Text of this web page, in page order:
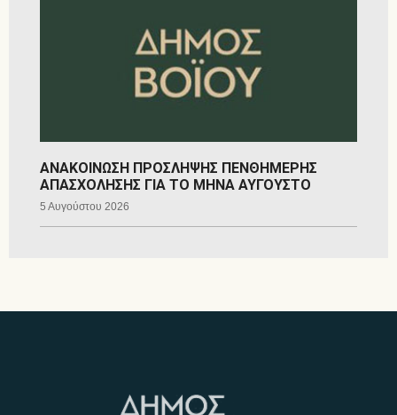
ΑΝΑΚΟΙΝΩΣΗ ΠΡΟΣΛΗΨΗΣ ΠΕΝΘΗΜΕΡΗΣ
ΑΠΑΣΧΟΛΗΣΗΣ ΓΙΑ ΤΟ ΜΗΝΑ ΑΥΓΟΥΣΤΟ
5 Αυγούστου 2026